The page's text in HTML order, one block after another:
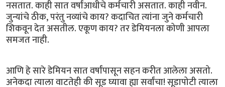
नसतात. काही सात वर्षांआधीचे कर्मचारी असतात. काही नवीन.
जुन्यांचे ठीक, परंतु नव्यांचे काय? कदाचित त्यांना जुने कर्मचारी
शिकवून देत असतील. एकूण काय? तर डेमियनला कोणी आपला
समजत नाही.
आणि हे सारे डेमियन सात वर्षांपासून सहन करीत आलेला असतो.
अनेकदा त्याला वाटतेही की सूड घ्यावा ह्या सर्वांचा! सूडापोटी त्याला